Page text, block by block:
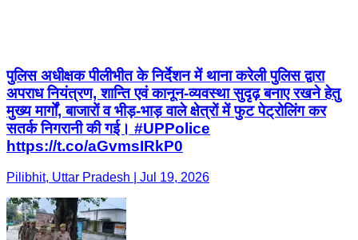
Pilibhit, Uttar Pradesh | Jul 19, 2026